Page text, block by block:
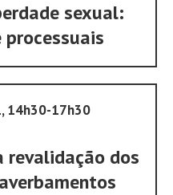
sexual:
14h30-17h30
revalidação dos